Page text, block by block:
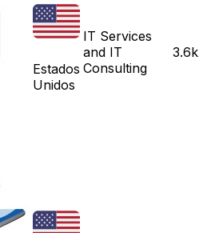
Estados
Unidos
IT Services
and IT
Consulting
3.6k